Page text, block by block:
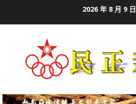
2026 年 8 月 9 日